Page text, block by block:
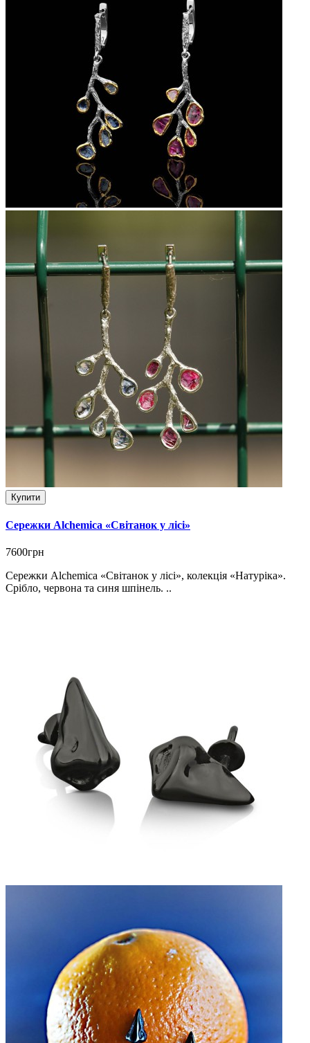
Купити
Сережки Alchemica «Світанок у лісі»
7600грн
Сережки Alchemica «Світанок у лісі», колекція «Натуріка».
Срібло, червона та синя шпінель. ..